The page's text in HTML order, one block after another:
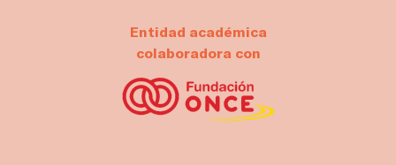
Entidad académica
colaboradora con